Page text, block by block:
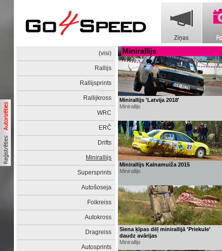
(visi)
Rallijs
Rallijsprints
Rallijkross
WRC
ERČ
Drifts
Minirallijs
Supersprints
Autošoseja
Folkreiss
Autokross
Dragreiss
Autosprints
Minirallijs
Minirallijs 'Latvija 2018'
Minirallijs
Minirallijs Kalnamuiža 2015
Minirallijs
Siena ķīpas dēļ minirallijā 'Priekule'
daudz avārijas
Minirallijs